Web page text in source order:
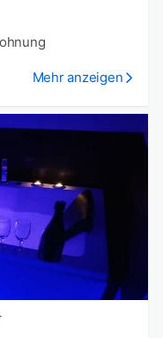
Mehr anzeigen